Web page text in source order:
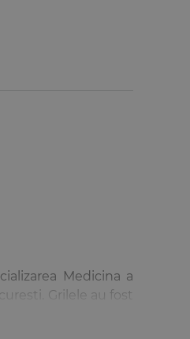
Medicina a
Grilele au fost